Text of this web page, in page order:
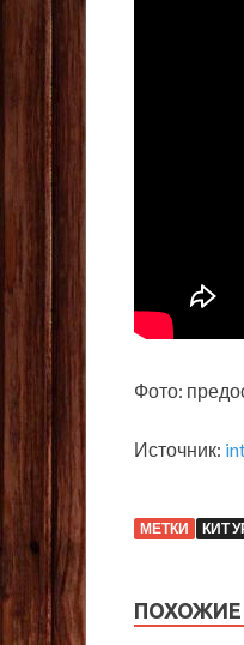
Фото:
Источник:
МЕТКИ КИТ